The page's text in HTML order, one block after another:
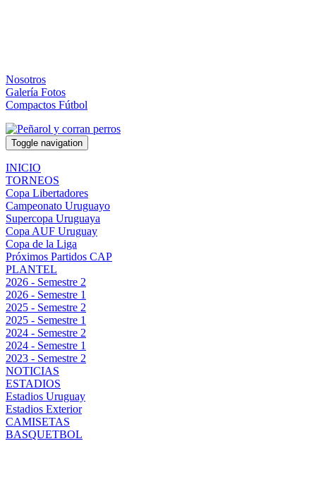
Nosotros
Galería Fotos
Compactos Fútbol
Toggle navigation
INICIO
TORNEOS
Copa Libertadores
Campeonato Uruguayo
Supercopa Uruguaya
Copa AUF Uruguay
Copa de la Liga
Próximos Partidos CAP
PLANTEL
2026 - Semestre 2
2026 - Semestre 1
2025 - Semestre 2
2025 - Semestre 1
2024 - Semestre 2
2024 - Semestre 1
2023 - Semestre 2
NOTICIAS
ESTADIOS
Estadios Uruguay
Estadios Exterior
CAMISETAS
BASQUETBOL